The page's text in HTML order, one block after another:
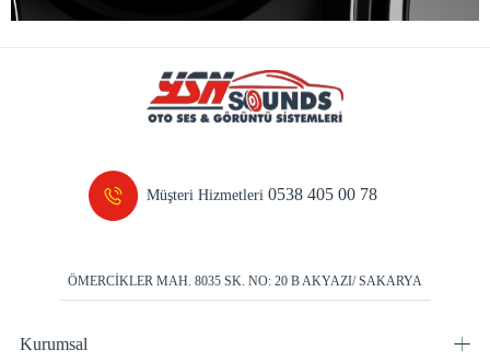
Müşteri Hizmetleri0538 405 00 78
ÖMERCİKLER MAH. 8035 SK. NO: 20 B AKYAZI/ SAKARYA
Kurumsal